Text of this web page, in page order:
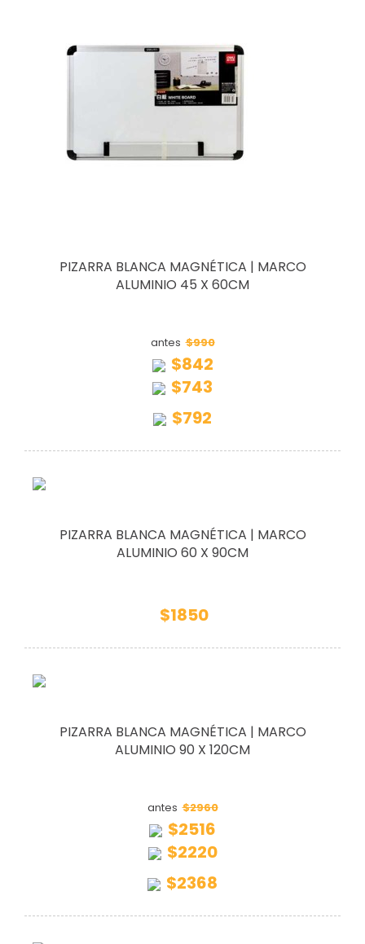
PIZARRA BLANCA MAGNÉTICA | MARCO
ALUMINIO 45 X 60CM
antes $990
$842
$743
$792
PIZARRA BLANCA MAGNÉTICA | MARCO
ALUMINIO 60 X 90CM
$1850
PIZARRA BLANCA MAGNÉTICA | MARCO
ALUMINIO 90 X 120CM
antes $2960
$2516
$2220
$2368